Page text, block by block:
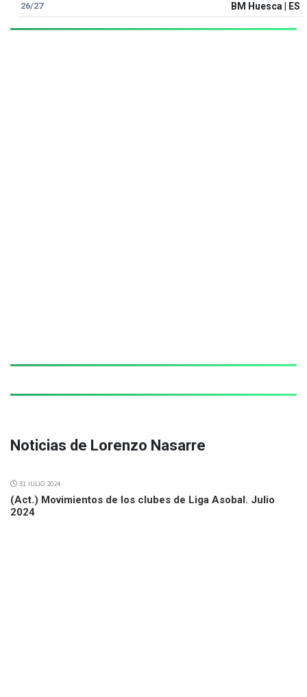
26/27 BM Huesca | ES
Noticias de Lorenzo Nasarre
31 JULIO 2024
(Act.) Movimientos de los clubes de Liga Asobal. Julio
2024